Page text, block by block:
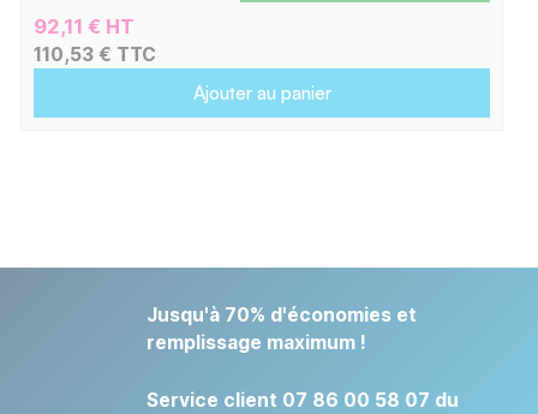
92,11 € HT
110,53 € TTC
Ajouter au panier
Jusqu'à 70% d'économies et
remplissage maximum !
Service client 07 86 00 58 07 du